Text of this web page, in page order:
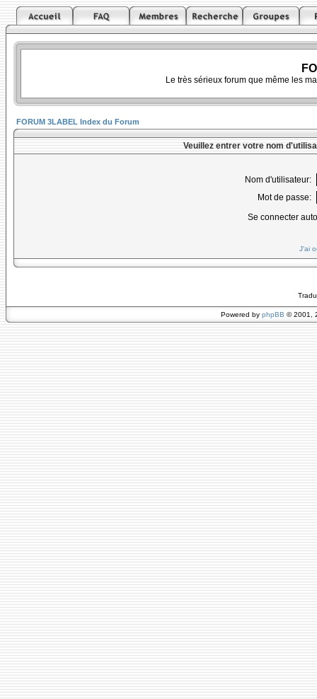
Le très sérieux forum que même les
FORUM 3LABEL Index du Forum
Veuillez entrer votre nom
Nom d'utilisateur:
Mot de passe:
Se connecter
J'ai
Powered by phpBB © 2001,